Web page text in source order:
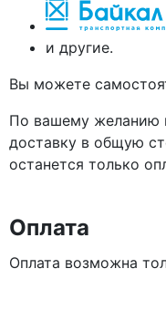
и другие.
Вы можете
По вашему желанию
доставку в общую
останется только
Оплата
Оплата возможна